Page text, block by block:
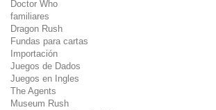
Doctor Who
familiares
Dragon Rush
Fundas para cartas
Importación
Juegos de Dados
Juegos en Ingles
The Agents
Museum Rush